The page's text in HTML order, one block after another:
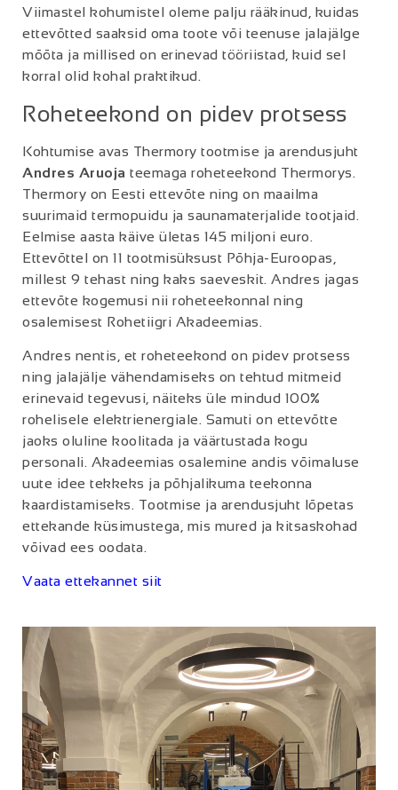
Viimastel kohumistel oleme palju rääkinud, kuidas
ettevõtted saaksid oma toote või teenuse jalajälge
mõõta ja millised on erinevad tööriistad, kuid sel
korral olid kohal praktikud.
Roheteekond on pidev protsess
Kohtumise avas Thermory tootmise ja arendusjuht
Andres Aruoja teemaga roheteekond Thermorys.
Thermory on Eesti ettevõte ning on maailma
suurimaid termopuidu ja saunamaterjalide tootjaid.
Eelmise aasta käive ületas 145 miljoni euro.
Ettevõttel on 11 tootmisüksust Põhja-Euroopas,
millest 9 tehast ning kaks saeveskit. Andres jagas
ettevõte kogemusi nii roheteekonnal ning
osalemisest Rohetiigri Akadeemias.
Andres nentis, et roheteekond on pidev protsess
ning jalajälje vähendamiseks on tehtud mitmeid
erinevaid tegevusi, näiteks üle mindud 100%
rohelisele elektrienergiale. Samuti on ettevõtte
jaoks oluline koolitada ja väärtustada kogu
personali. Akadeemias osalemine andis võimaluse
uute idee tekkeks ja põhjalikuma teekonna
kaardistamiseks. Tootmise ja arendusjuht lõpetas
ettekande küsimustega, mis mured ja kitsaskohad
võivad ees oodata.
Vaata ettekannet siit